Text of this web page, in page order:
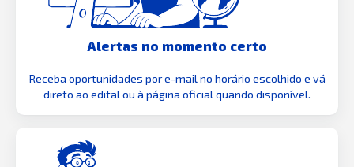
Alertas no momento certo
Receba oportunidades por e-mail no horário escolhido e vá
direto ao edital ou à página oficial quando disponível.